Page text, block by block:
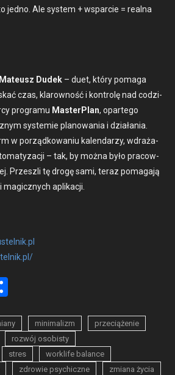
jed­no. Ale sys­tem + wspar­cie = real­na
Dudek– duet, który poma­ga
czas, klarowność i kon­trolę nad codzi­
pro­gra­mu Mas­ter­Plan, opartego
sys­temie planowa­nia i dzi­ała­nia.
w porząd­kowa­niu kalen­darzy, wdraża­
– tak, by moż­na było pra­cow­
Przes­zli tę drogę sami, ter­az poma­ga­ją
aplikacji.
Share
minimalizm
przeciążenie
rozwój osobisty
stres
worklife balance
zdrowie psychiczne
zmiana życia